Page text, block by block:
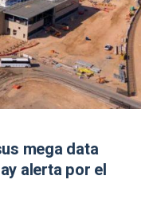
mega data
alerta por el